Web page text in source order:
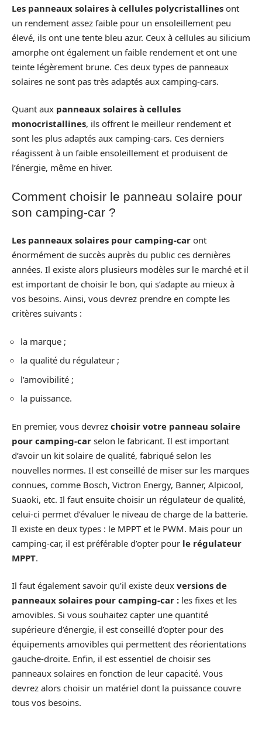
Les panneaux solaires à cellules polycristallines ont
un rendement assez faible pour un ensoleillement peu
élevé, ils ont une tente bleu azur. Ceux à cellules au silicium
amorphe ont également un faible rendement et ont une
teinte légèrement brune. Ces deux types de panneaux
solaires ne sont pas très adaptés aux camping-cars.
Quant aux panneaux solaires à cellules
monocristallines, ils offrent le meilleur rendement et
sont les plus adaptés aux camping-cars. Ces derniers
réagissent à un faible ensoleillement et produisent de
l’énergie, même en hiver.
Comment choisir le panneau solaire pour
son camping-car ?
Les panneaux solaires pour camping-car ont
énormément de succès auprès du public ces dernières
années. Il existe alors plusieurs modèles sur le marché et il
est important de choisir le bon, qui s’adapte au mieux à
vos besoins. Ainsi, vous devrez prendre en compte les
critères suivants :
la marque ;
la qualité du régulateur ;
l’amovibilité ;
la puissance.
En premier, vous devrez choisir votre panneau solaire
pour camping-car selon le fabricant. Il est important
d’avoir un kit solaire de qualité, fabriqué selon les
nouvelles normes. Il est conseillé de miser sur les marques
connues, comme Bosch, Victron Energy, Banner, Alpicool,
Suaoki, etc. Il faut ensuite choisir un régulateur de qualité,
celui-ci permet d’évaluer le niveau de charge de la batterie.
Il existe en deux types : le MPPT et le PWM. Mais pour un
camping-car, il est préférable d’opter pour le régulateur
MPPT.
Il faut également savoir qu’il existe deux versions de
panneaux solaires pour camping-car : les fixes et les
amovibles. Si vous souhaitez capter une quantité
supérieure d’énergie, il est conseillé d’opter pour des
équipements amovibles qui permettent des réorientations
gauche-droite. Enfin, il est essentiel de choisir ses
panneaux solaires en fonction de leur capacité. Vous
devrez alors choisir un matériel dont la puissance couvre
tous vos besoins.